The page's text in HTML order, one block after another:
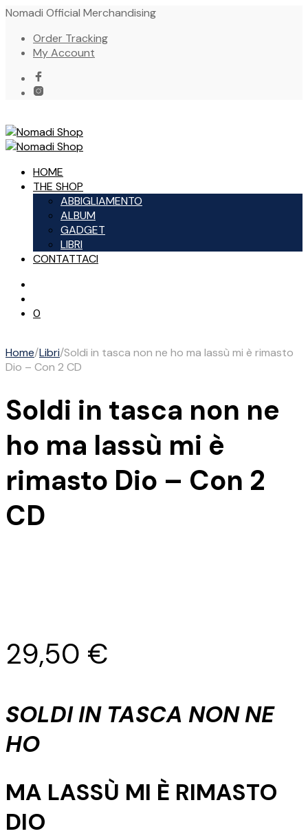
Nomadi Official Merchandising
Order Tracking
My Account
HOME
THE SHOP
ABBIGLIAMENTO
ALBUM
GADGET
LIBRI
CONTATTACI
0
Home/Libri/Soldi in tasca non ne ho ma lassù mi è rimasto
Dio – Con 2 CD
Soldi in tasca non ne
ho ma lassù mi è
rimasto Dio – Con 2
CD
29,50 €
SOLDI IN TASCA NON NE
HO
MA LASSÙ MI È RIMASTO
DIO